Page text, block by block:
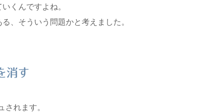
くんですよね。
、そういう問題かと考えました。
消す
されます。